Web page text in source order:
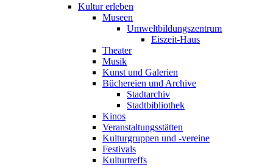
Kultur erleben
Museen
Umweltbildungszentrum
Eiszeit-Haus
Theater
Musik
Kunst und Galerien
Büchereien und Archive
Stadtarchiv
Stadtbibliothek
Kinos
Veranstaltungsstätten
Kulturgruppen und -vereine
Festivals
Kulturtreffs